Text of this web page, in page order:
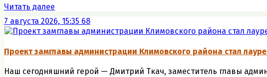
Читать далее
7 августа 2026, 15:35 68
Проект замглавы администрации Климовского района стал
Наш сегодняшний герой — Дмитрий Ткач, заместитель главы